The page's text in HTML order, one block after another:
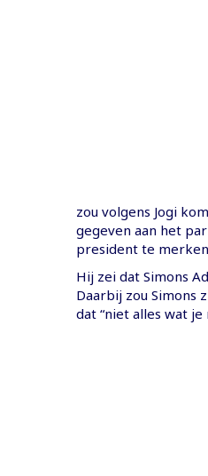
zou volgens Jogi
gegeven aan het
president te
Hij zei dat Simons
Daarbij zou Simons
dat “niet alles wat